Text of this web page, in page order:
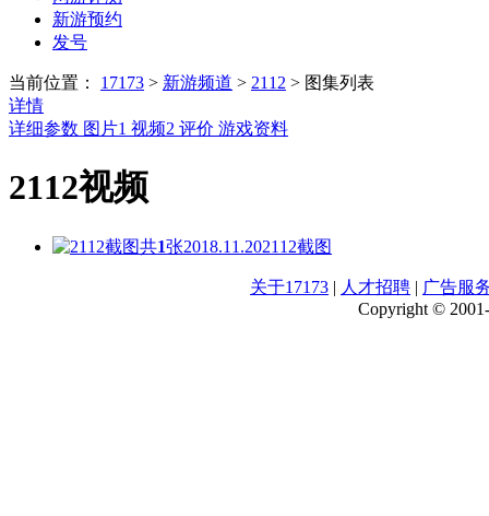
新游预约
发号
当前位置： 17173 > 新游频道 > 2112 > 图集列表
详情
详细参数 图片1 视频2 评价 游戏资料
2112视频
共1张2018.11.202112截图
关于17173 | 人才招聘 | 广告服
Copyright ©